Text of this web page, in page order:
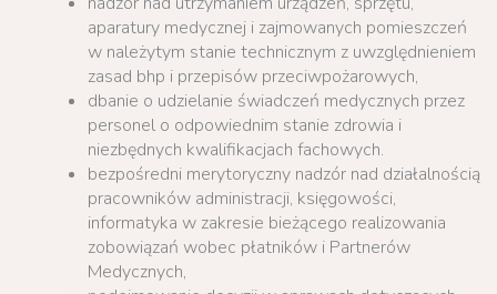
aparatury medycznej i zajmowanych pomieszczeń
w należytym stanie technicznym z uwzględnieniem
zasad bhp i przepisów przeciwpożarowych,
dbanie o udzielanie świadczeń medycznych przez
personel o odpowiednim stanie zdrowia i
niezbędnych kwalifikacjach fachowych.
bezpośredni merytoryczny nadzór nad działalnością
pracowników administracji, księgowości,
informatyka w zakresie bieżącego realizowania
zobowiązań wobec płatników i Partnerów
Medycznych,